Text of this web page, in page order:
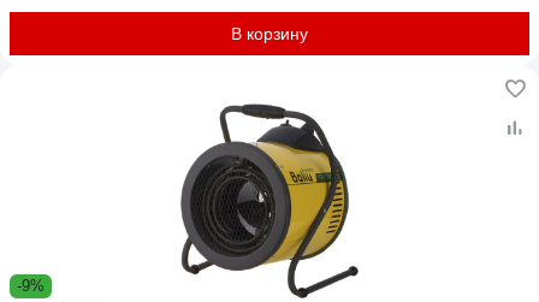
В корзину
-9%